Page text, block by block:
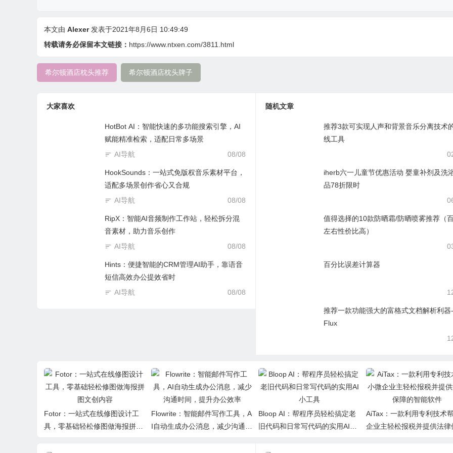
本文由 Alexer 发表于2021年8月6日 10:49:49
转载请务必保留本文链接： https://www.ntxen.com/3811.html
希尔顿酒店枕头推荐 希尔顿酒店枕头牌子
大家喜欢
HotBot AI：智能快速的多功能搜索引擎，AI
赋能精准检索，适配日常多场景
08/08
AI导航
HookSounds：一站式免版权音乐素材平台，
适配多场景创作省心又合规
08/08
AI导航
RipX：智能AI音频制作工作站，轻松拆分混
音素材，助力音乐创作
08/08
AI导航
Hints：便捷智能的CRM管理AI助手，靠语音
短信高效办公提效省时
08/08
AI导航
随机文章
推荐3款可实现人声和背景音乐分离技术
线工具
iherb六一儿童节优惠活动 婴童补剂及洗
品78折限时
值得选择的10款防晒霜/防晒喷雾推荐（
左右性价比高）
百分比误差计算器
推荐一款功能强大的富格式文档解析利器
Flux
Fotor：一站式在线修图设计工
具，零基础轻松修图做海报拼图
Flowrite：智能邮件写作工具，A
I自动生成办公消息，减少沟通时
Bloop AI：帮程序员轻松搞定老
旧代码和日常写代码的实用AI小
AiTax：一款利用专利技术
企业主轻松报税并提供法律